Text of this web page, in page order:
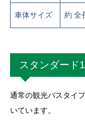
車体サイズ 約 全
スタンダード
通常の観光バスタイ
いています。